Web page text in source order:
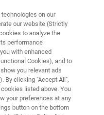
(SC-XRD)
D8QUEST tiene una
fuente individual de
on our
our website (Strictly
to analyze the
performance
with enhanced
Cookies), and to
you relevant ads
By clicking "Accept All",
listed above. You
your preferences at any
button on the bottom